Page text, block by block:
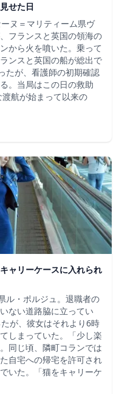
せた日
ヌ＝マリティーム県ヴ
フランスと英国の領海の
から火を噴いた。乗って
ンスと英国の船が総出で
たが、看護師の初期確認
。当局はこの日の救助
航が始まって以来の
ャリーケースに入れられ
ル・ポルジュ。退職者の
ない道路脇に立ってい
が、彼女はそれより6時
しまっていた。「少し楽
同じ頃、隣町コランでは
自宅への帰宅を許可され
いた。「猫をキャリーケ